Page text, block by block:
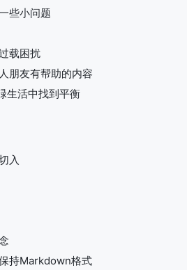
些小问题
载困扰
朋友有帮助的内容
生活中找到平衡
入
持Markdown格式